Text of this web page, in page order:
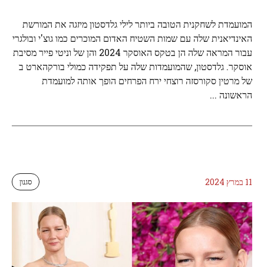
המועמדת לשחקנית הטובה ביותר לילי גלדסטון מיזגה את המורשת
האינדיאנית שלה עם שמות השטיח האדום המוכרים כמו גוצ'י ובולגרי
עבור המראה שלה הן בטקס האוסקר 2024 והן של וניטי פייר מסיבת
אוסקר. גלדסטון, שהמועמדות שלה על תפקידה כמולי בורקהארט ב
של מרטין סקורסזה רוצחי ירח הפרחים הופך אותה למועמדת
הראשונה ...
11 במרץ 2024 סגנון